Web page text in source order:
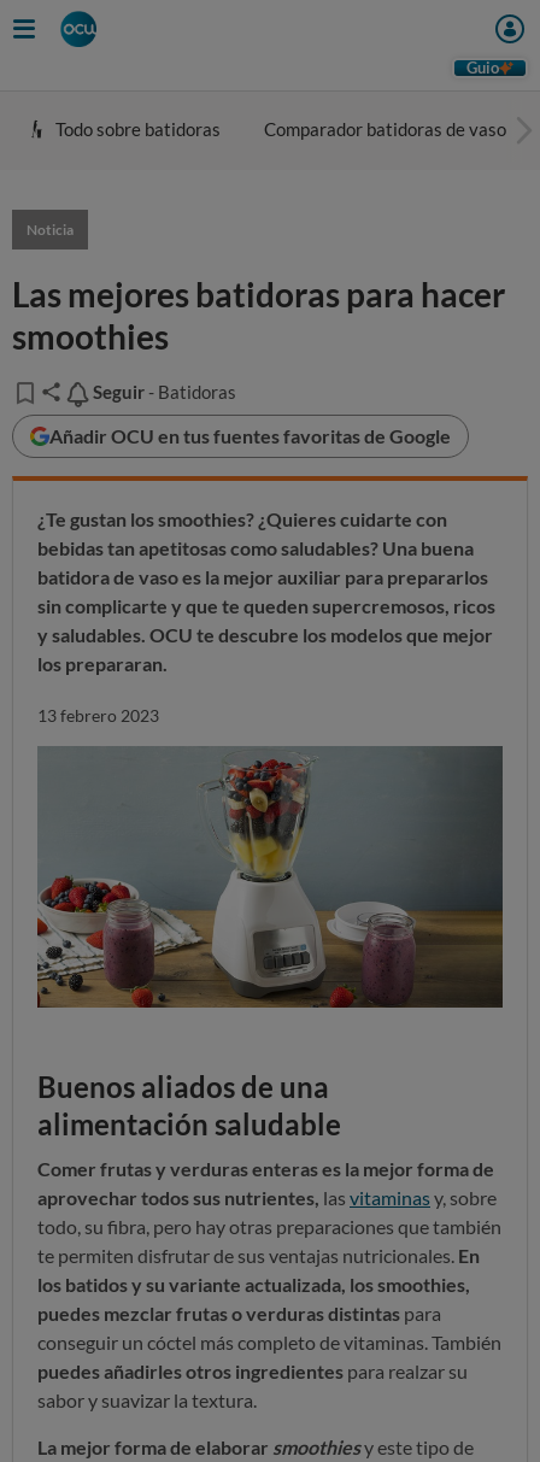
Guio
Todo sobre batidoras Comparador batidoras de vaso
Noticia
Las mejores batidoras para hacer
smoothies
Seguir
Seguir - Batidoras
Añadir OCU en tus fuentes favoritas de Google
¿Te gustan los smoothies? ¿Quieres cuidarte con
bebidas tan apetitosas como saludables? Una buena
batidora de vaso es la mejor auxiliar para prepararlos
sin complicarte y que te queden supercremosos, ricos
y saludables. OCU te descubre los modelos que mejor
los prepararan.
13 febrero 2023
Buenos aliados de una
alimentación saludable
Comer frutas y verduras enteras es la mejor forma de
aprovechar todos sus nutrientes, las vitaminasy, sobre
todo, su fibra, pero hay otras preparaciones que también
te permiten disfrutar de sus ventajas nutricionales. En
los batidos y su variante actualizada, los smoothies,
puedes mezclar frutas o verduras distintas para
conseguir un cóctel más completo de vitaminas. También
puedes añadirles otros ingredientes para realzar su
sabor y suavizar la textura.
La mejor forma de elaborar smoothiesy este tipo de